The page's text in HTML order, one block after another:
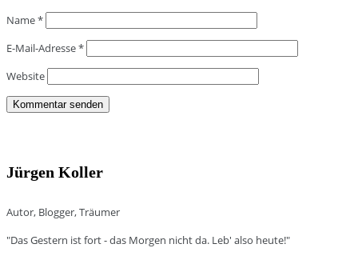
Name*
E-Mail-Adresse*
Website
Jürgen Koller
Autor, Blogger, Träumer
"Das Gestern ist fort - das Morgen nicht da. Leb' also heute!"